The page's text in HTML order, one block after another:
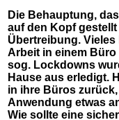
Die Behauptung,
auf den Kopf
Übertreibung.
Arbeit in einem
sog. Lockdowns
Hause aus erledigt.
in ihre Büros
Anwendung etwas
Wie sollte eine